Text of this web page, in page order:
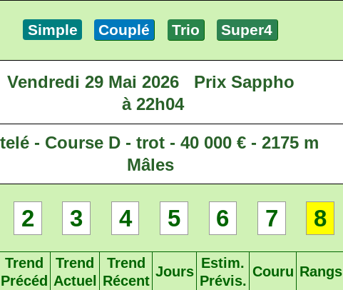
Simple Couplé Trio Super4
Vendredi 29 Mai 2026
Prix Sappho
à 22h04
- Course D - trot - 40 000 € - 2175 m
Mâles
2 3 4 5 6 7 8
Trend
Précéd
Trend
Actuel
Trend
Récent
Jours
Estim.
Prévis.
Couru Rangs